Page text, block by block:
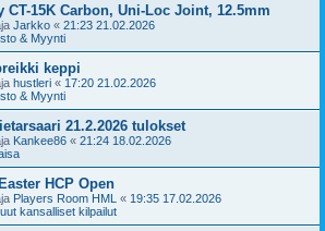
CT-15K Carbon, Uni-Loc Joint, 12.5mm
Jarkko « 21:23 21.02.2026
& Myynti
keppi
hustleri « 17:20 21.02.2026
& Myynti
21.2.2026 tulokset
Kankee86 « 21:24 18.02.2026
HCP Open
Players Room HML « 19:35 17.02.2026
kansalliset kilpailut